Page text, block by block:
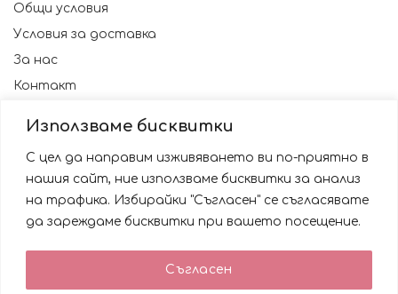
Използваме бисквитки
С цел да направим изживяването ви по-приятно в
нашия сайт, ние използваме бисквитки за анализ
на трафика. Избирайки "Съгласен" се съгласявате
да зареждаме бисквитки при вашето посещение.
Съгласен
Общи условия
Условия за доставка
За нас
Контакт
© 2023 NAILSBG. Всички права запазени
Използваме бисквитки за да подобрим вашата
работа със сайта. Като ползвате сайта Вие се
съгласявате с използването им.